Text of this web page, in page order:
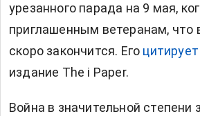
урезанного парада на 9 мая,
приглашенным ветеранам, что
скоро закончится. Его цитирует
издание The i Paper.
Война в значительной степени